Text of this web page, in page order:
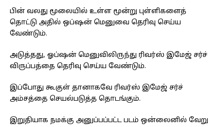
பின் வலது மூலையில் உள்ள மூன்று புள்ளிகளைத்
தொட்டு அதில் ஒப்ஷன் மெனுவை தெரிவு செய்ய
வேண்டும்.
அடுத்தது, ஓப்ஷன் மெனுவிலிருந்து ரிவர்ஸ் இமேஜ் சர்ச்
விருப்பத்தை தெரிவு செய்ய வேண்டும்.
இப்போது கூகுள் தானாகவே ரிவர்ஸ் இமேஜ் சர்ச்
அம்சத்தை செயல்படுத்த தொடங்கும்.
இறுதியாக நமக்கு அனுப்பப்பட்ட படம் ஒன்லைனில் வேறு